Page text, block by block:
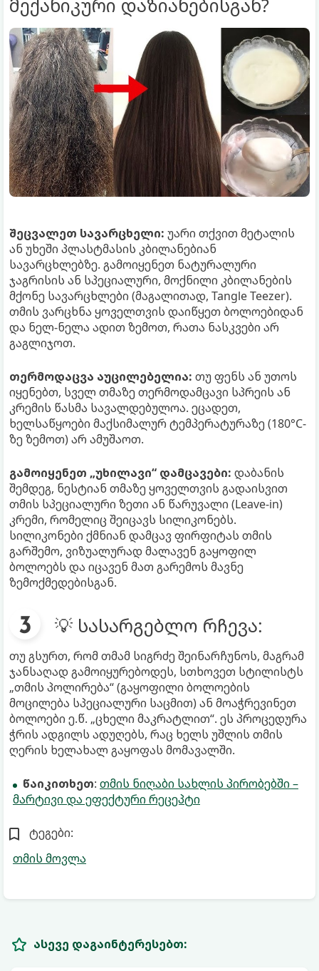
მექანიკური დაზიანებისგან?
შეცვალეთ სავარცხელი: უარი თქვით მეტალის
ან უხეში პლასტმასის კბილანებიან
სავარცხლებზე. გამოიყენეთ ნატურალური
ჯაგრისის ან სპეციალური, მოქნილი კბილანების
მქონე სავარცხლები (მაგალითად, Tangle Teezer).
თმის ვარცხნა ყოველთვის დაიწყეთ ბოლოებიდან
და ნელ-ნელა ადით ზემოთ, რათა ნასკვები არ
გაგლიჯოთ.
თერმოდაცვა აუცილებელია: თუ ფენს ან უთოს
იყენებთ, სველ თმაზე თერმოდამცავი სპრეის ან
კრემის წასმა სავალდებულოა. ეცადეთ,
ხელსაწყოები მაქსიმალურ ტემპერატურაზე (180°C-
ზე ზემოთ) არ ამუშაოთ.
გამოიყენეთ „უხილავი“ დამცავები: დაბანის
შემდეგ, ნესტიან თმაზე ყოველთვის გადაისვით
თმის სპეციალური ზეთი ან წარუვალი (Leave-in)
კრემი, რომელიც შეიცავს სილიკონებს.
სილიკონები ქმნიან დამცავ ფირფიტას თმის
გარშემო, ვიზუალურად მალავენ გაყოფილ
ბოლოებს და იცავენ მათ გარემოს მავნე
ზემოქმედებისგან.
💡 სასარგებლო რჩევა:
თუ გსურთ, რომ თმამ სიგრძე შეინარჩუნოს, მაგრამ
ჯანსაღად გამოიყურებოდეს, სთხოვეთ სტილისტს
„თმის პოლირება“ (გაყოფილი ბოლოების
მოცილება სპეციალური საცმით) ან მოაჭრევინეთ
ბოლოები ე.წ. „ცხელი მაკრატლით“. ეს პროცედურა
ჭრის ადგილს ადუღებს, რაც ხელს უშლის თმის
ღერის ხელახალ გაყოფას მომავალში.
წაიკითხეთ: თმის ნიღაბი სახლის პირობებში –
მარტივი და ეფექტური რეცეპტი
ტეგები:
თმის მოვლა
ასევე დაგაინტერესებთ: